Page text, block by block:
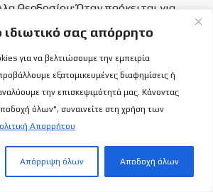
ιδιωτικό σας απόρρητο
για να βελτιώσουμε την εμπειρία
εξατομικευμένες διαφημίσεις ή
την επισκεψιμότητά μας. Κάνοντας
όλων", συναινείτε στη χρήση των
Απορρήτου
Απόρριψη όλων Αποδοχή όλων
Θεοδοσίου: Όταν πρόκειται για
2026
μέρα μπύρας: Είναι και σύμβολο
2026